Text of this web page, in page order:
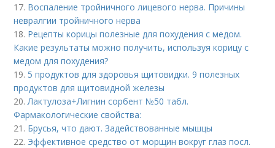
17. Воспаление тройничного лицевого нерва. Причины
невралгии тройничного нерва
18. Рецепты корицы полезные для похудения с медом.
Какие результаты можно получить, используя корицу с
медом для похудения?
19. 5 продуктов для здоровья щитовидки. 9 полезных
продуктов для щитовидной железы
20.Лактулоза+Лигнин сорбент №50 табл.
Фармакологические свойства:
21. Брусья, что дают. Задействованные мышцы
22. Эффективное средство от морщин вокруг глаз посл.